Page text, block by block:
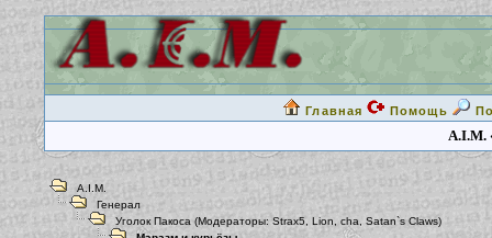
Главная Помощь
A.I.M.
A.I.M.
Генерал
Уголок Пакоса (Модераторы:Strax5, Lion cha Satan`s Claws)